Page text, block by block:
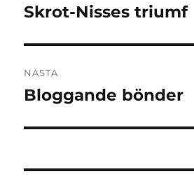
Föregående
Skrot-Nisses triumf
NÄSTA
Nästa
Bloggande bönder